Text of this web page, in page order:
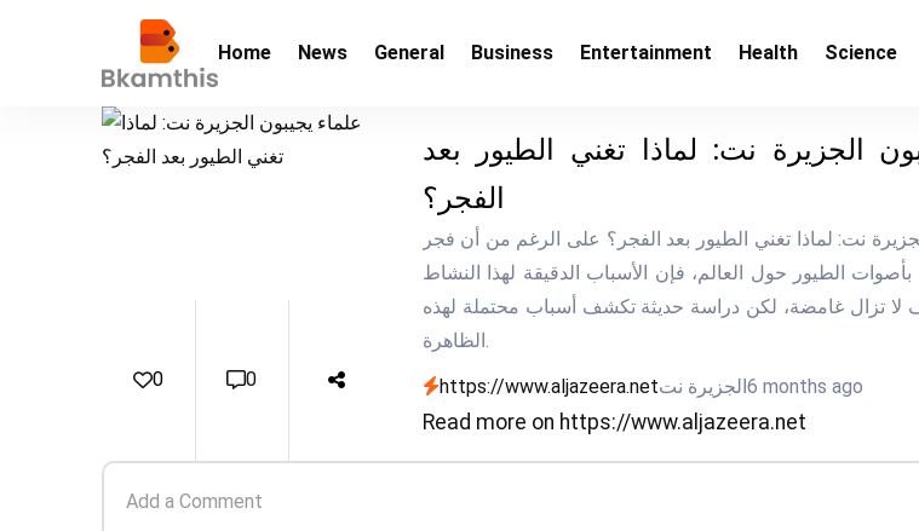
Home News General Business Entertainment Health Science
0 0
الجزيرة نت: لماذا تغني الطيور بعد
الفجر؟
علماء يجيبون الجزيرة نت: لماذا تغني الطيور بعد الفجر؟ على الرغم من أن فجر
الطيور حول العالم، فإن الأسباب الدقيقة لهذا النشاط
لا تزال غامضة، لكن دراسة حديثة تكشف أسباب محتملة لهذه
الظاهرة.
https://www.aljazeera.netالجزيرة نت6 months ago
Read more on https://www.aljazeera.net